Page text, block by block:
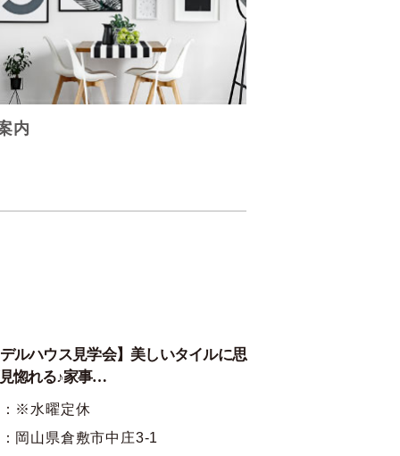
内
ルハウス見学会】美しいタイルに思
惚れる♪家事…
※水曜定休
岡山県倉敷市中庄3-1